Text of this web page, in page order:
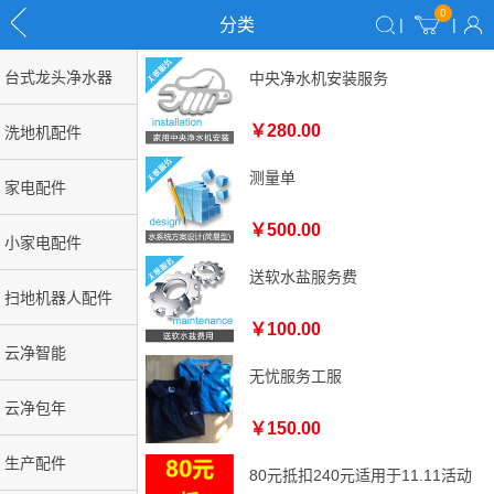
分类 |
0
|
台式龙头净水器
洗地机配件
家电配件
小家电配件
扫地机器人配件
云净智能
云净包年
生产配件
中央净水机安装服务
￥280.00
测量单
￥500.00
送软水盐服务费
￥100.00
无忧服务工服
￥150.00
80元抵扣240元适用于11.11活动